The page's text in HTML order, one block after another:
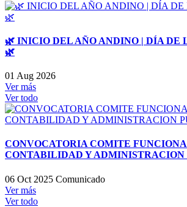
🌿 INICIO DEL AÑO ANDINO | DÍA DE
🌿
01 Aug 2026
Ver más
Ver todo
CONVOCATORIA COMITE
CONTABILIDAD Y ADMINISTRACION
06 Oct 2025 Comunicado
Ver más
Ver todo